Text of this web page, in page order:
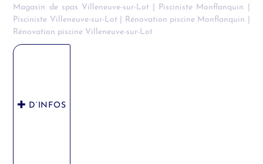
Magasin de spas Villeneuve-sur-Lot| Pisciniste Monflanquin
Pisciniste Villeneuve-sur-Lot| Rénovation piscine Monflanquin
Rénovation piscine Villeneuve-sur-Lot
D’INFOS